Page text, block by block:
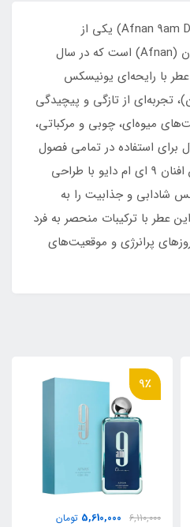
عطر افنان 9 ای ام دایو (Afnan 9am Dive) یکی از
جدیدترین عطرهای برند افنان (Afnan) است که در سال
عطر با رایحه‌ای یونیسکس
تجربه‌ای از تازگی و پیچیدگی
میوه‌ای، چوبی و مرکباتی،
برای استفاده در تمامی فصول
سال تبدیل کرده است.ادکلن افنان 9 ای ام دایو با طراحی
شادابی و جذابیت را به
عطر با ترکیبات منحصر به فرد
پرانرژی و موقعیت‌های
9٪
ناموجود